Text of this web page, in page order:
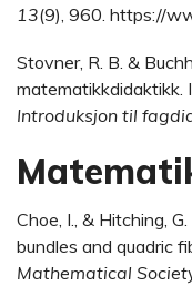
13(9), 960. https://
Stovner, R. B. &
matematikkdidaktikk.
Introduksjon til
Choe, I., & Hitching,
bundles and quadric
Mathematical